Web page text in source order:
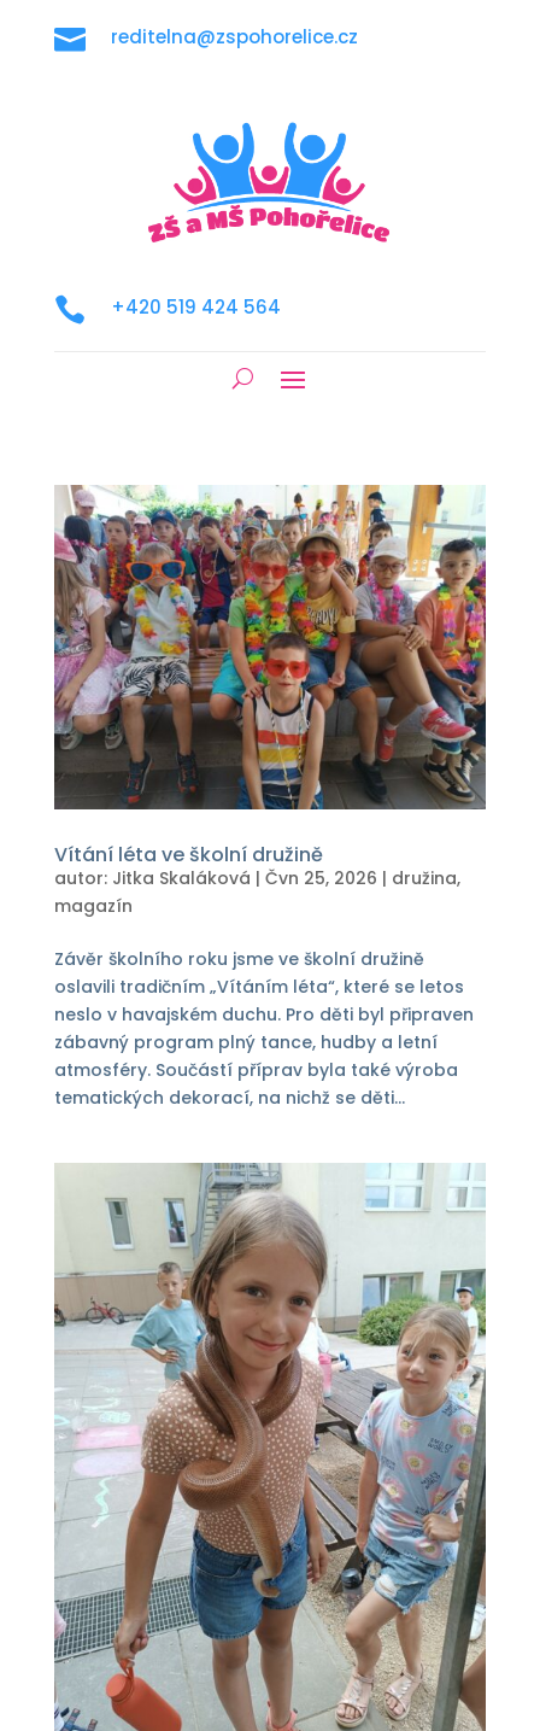
 reditelna@zspohorelice.cz
 +420 519 424 564
Vítání léta ve školní družině
autor: Jitka Skaláková | Čvn 25, 2026 | družina,
magazín
Závěr školního roku jsme ve školní družině
oslavili tradičním „Vítáním léta“, které se letos
neslo v havajském duchu. Pro děti byl připraven
zábavný program plný tance, hudby a letní
atmosféry. Součástí příprav byla také výroba
tematických dekorací, na nichž se děti...